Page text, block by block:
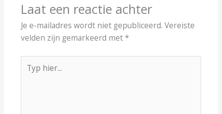
Laat een reactie achter
Je e-mailadres wordt niet gepubliceerd. Vereiste
velden zijn gemarkeerd met*
hier...